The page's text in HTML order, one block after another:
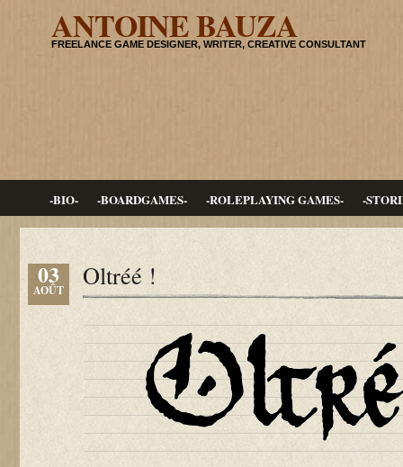
ANTOINE BAUZA
FREELANCE GAME DESIGNER, WRITER, CREATIVE CONSULTANT
-BIO- -BOARDGAMES- -ROLEPLAYING GAMES- -
03
AOÛT Oltréé !